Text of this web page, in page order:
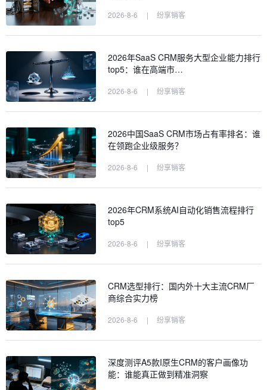
2026-8-6 | 纷享销客
2026年SaaS CRM服务大型企业能力排行
top5：谁在高端市…
2026-8-6 | 纷享销客
2026中国SaaS CRM市场占有率排名：谁
在领跑企业级服务？
2026-8-6 | 纷享销客
2026年CRM系统AI自动化销售流程排行
top5
2026-8-6 | 纷享销客
CRM选型排行：国内外十大主流CRM厂
商综合实力榜
2026-8-6 | 纷享销客
深度测评A5款I原生CRM的客户画像功
能：谁能真正做到精准洞察